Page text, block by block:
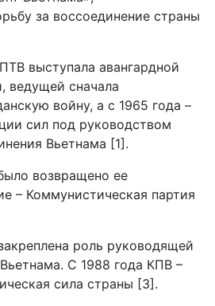
за воссоединение страны
выступала авангардной
ведущей сначала
войну, а с 1965 года –
сил под руководством
Вьетнама [1].
возвращено ее
– Коммунистическая партия
роль руководящей
С 1988 года КПВ –
сила страны [3].